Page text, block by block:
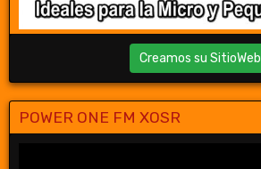
Creamos su SitioWeb
POWER ONE FM XOSR